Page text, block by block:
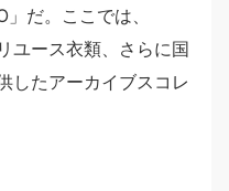
だ。ここでは、
ユース衣類、さらに国
したアーカイブスコレ